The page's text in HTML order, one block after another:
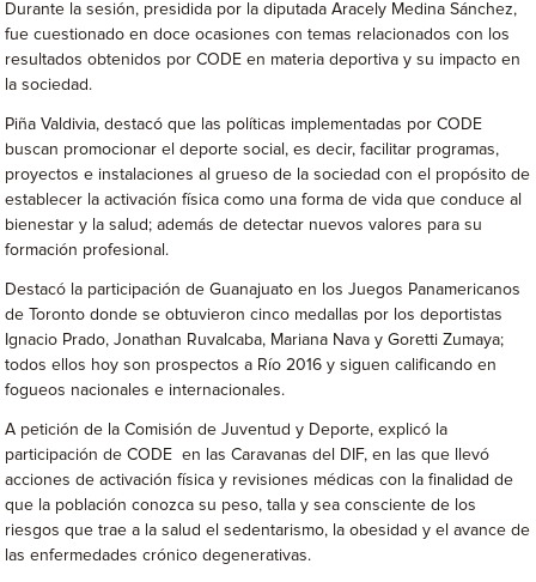
Durante la sesión, presidida por la diputada Aracely Medina Sánchez,
fue cuestionado en doce ocasiones con temas relacionados con los
resultados obtenidos por CODE en materia deportiva y su impacto en
la sociedad.
Piña Valdivia, destacó que las políticas implementadas por CODE
buscan promocionar el deporte social, es decir, facilitar programas,
proyectos e instalaciones al grueso de la sociedad con el propósito de
establecer la activación física como una forma de vida que conduce al
bienestar y la salud; además de detectar nuevos valores para su
formación profesional.
Destacó la participación de Guanajuato en los Juegos Panamericanos
de Toronto donde se obtuvieron cinco medallas por los deportistas
Ignacio Prado, Jonathan Ruvalcaba, Mariana Nava y Goretti Zumaya;
todos ellos hoy son prospectos a Río 2016 y siguen calificando en
fogueos nacionales e internacionales.
A petición de la Comisión de Juventud y Deporte, explicó la
participación de CODE en las Caravanas del DIF, en las que llevó
acciones de activación física y revisiones médicas con la finalidad de
que la población conozca su peso, talla y sea consciente de los
riesgos que trae a la salud el sedentarismo, la obesidad y el avance de
las enfermedades crónico degenerativas.